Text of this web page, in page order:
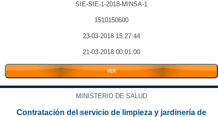
SIE-SIE-1-2018-MINSA-1
1510150600
23-03-2018 15:27:44
21-03-2018 00:01:00
VER
MINISTERIO DE SALUD
Contratación del servicio de limpieza y jardinería de